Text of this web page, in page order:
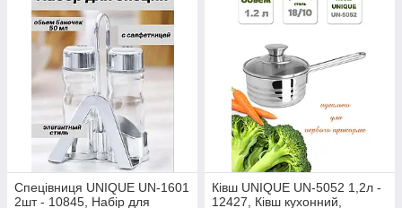
Спецівниця UNIQUE UN-1601
2шт - 10845, Набір для
Ківш UNIQUE UN-5052 1,2л -
12427, Ківш кухонний,